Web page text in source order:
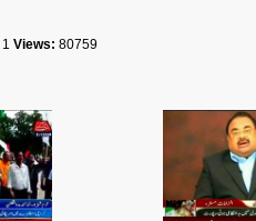
Views: 80759